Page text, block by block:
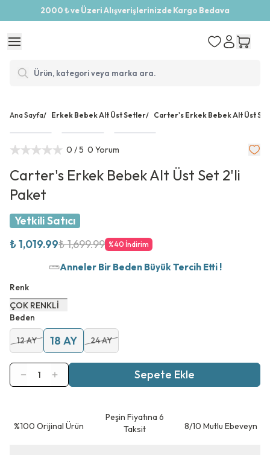
2000 ₺ ve Üzeri Alışverişlerinizde Kargo Bedava
Ana Sayfa/ Erkek Bebek Alt Üst Setler/ Carter's Erkek Bebek Alt Üst
0 / 5 0 Yorum
Carter's Erkek Bebek Alt Üst Set 2'li
Paket
Yetkili Satıcı
₺ 1,019.99₺ 1,699.99 %40 İndirim
Anneler Bir Beden Büyük Tercih Etti !
Renk
ÇOK RENKLİ
Beden
12 AY 18 AY 24 AY
1 Sepete Ekle
⁠%100 Orijinal Ürün
Peşin Fiyatına 6
Taksit
8/10 Mutlu Ebeveyn